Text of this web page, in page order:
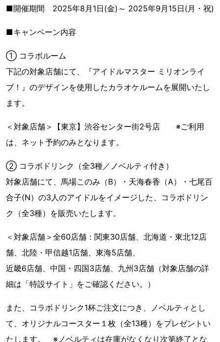
■開催期間 2025年8月1日(金)～ 2025年9月15日(月・祝)
■キャンペーン内容
① コラボルーム
下記の対象店舗にて、『アイドルマスター ミリオンライ
ブ！』のデザインを使用したカラオケルームを展開いたし
ます。
＜対象店舗＞【東京】渋谷センター街2号店 ※ご利用
は、ネット予約のみとなります。
② コラボドリンク（全3種／ノベルティ付き）
対象店舗にて、馬場このみ（B）・天海春香（A）・七尾百
合子(N）の3人のアイドルをイメージした、コラボドリン
ク（全3種）を販売いたします。
＜対象店舗＞全60店舗：関東30店舗、北海道・東北12店
舗、北陸・甲信越1店舗、東海5店舗、
近畿6店舗、中国・四国3店舗、九州3店舗（対象店舗の詳
細は「特設サイト」をご確認ください。）
また、コラボドリンク1杯ご注文につき、ノベルティとし
て、オリジナルコースター１枚（全13種）をプレゼントい
たします。 ※ノベルティは在庫がなくなり次第終了とな